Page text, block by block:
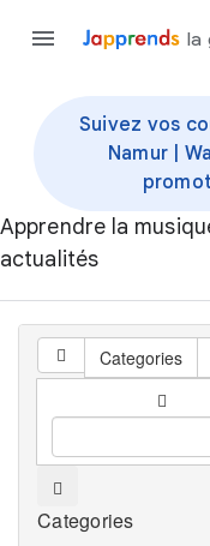
la
Suivez vos
Namur |
Apprendre la
actualités
Categories
Categories